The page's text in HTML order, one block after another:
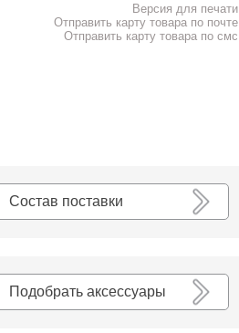
Версия для печати
Отправить карту товара по почте
Отправить карту товара по смс
Состав поставки
Подобрать аксессуары